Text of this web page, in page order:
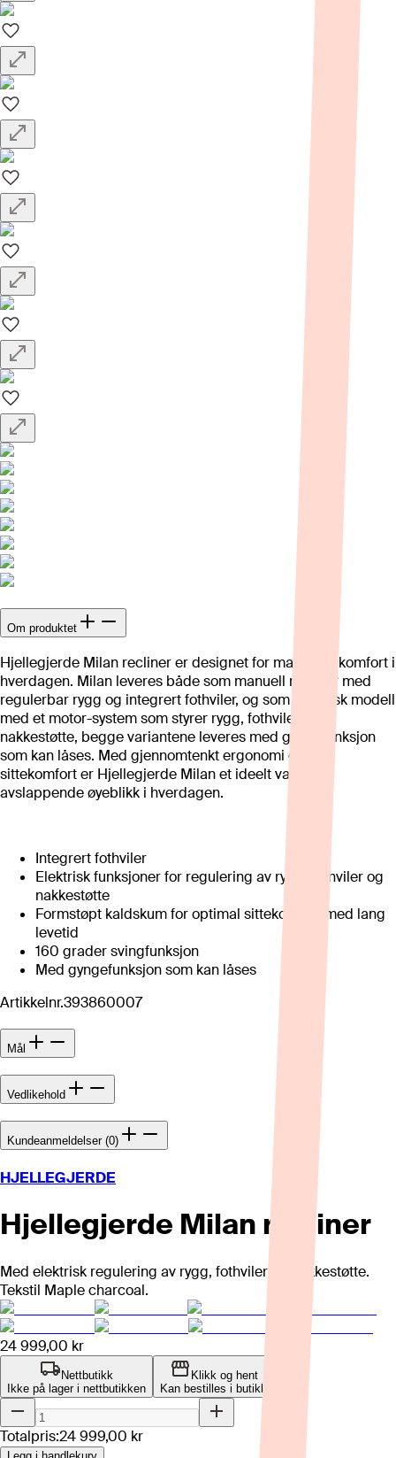
Om produktet
Hjellegjerde Milan recliner er designet for maksimal komfort i
hverdagen. Milan leveres både som manuell recliner med
regulerbar rygg og integrert fothviler, og som elektrisk modell
med et motor-system som styrer rygg, fothviler og
nakkestøtte, begge variantene leveres med gyngefunksjon
som kan låses. Med gjennomtenkt ergonomi og høy
sittekomfort er Hjellegjerde Milan et ideelt valg for
avslappende øyeblikk i hverdagen.
Integrert fothviler
Elektrisk funksjoner for regulering av rygg, fothviler og
nakkestøtte
Formstøpt kaldskum for optimal sittekomfort med lang
levetid
160 grader svingfunksjon
Med gyngefunksjon som kan låses
Artikkelnr.393860007
Mål
Vedlikehold
Kundeanmeldelser (0)
HJELLEGJERDE
Hjellegjerde Milan recliner
Med elektrisk regulering av rygg, fothviler og nakkestøtte.
Tekstil Maple charcoal.
24 999,00 kr
Nettbutikk
Ikke på lager i nettbutikken
Klikk og hent
Kan bestilles i butikk
Totalpris:24 999,00 kr